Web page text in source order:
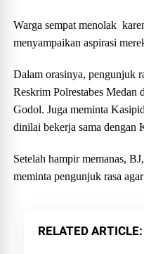
Warga sempat menolak
menyampaikan aspirasi
Dalam orasinya, pengunjuk
Reskrim Polrestabes Medan
Godol. Juga meminta
dinilai bekerja sama dengan
Setelah hampir memanas,
meminta pengunjuk rasa
RELATED ARTICLE